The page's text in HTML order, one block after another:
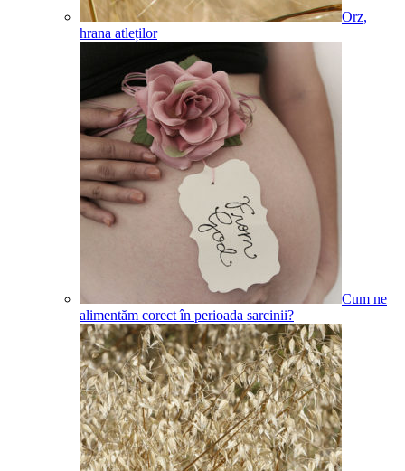
Orz,
hrana atleților
Cum ne
alimentăm corect în perioada sarcinii?